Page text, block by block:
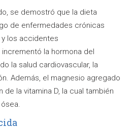
se demostró que la dieta
de enfermedades crónicas
los accidentes
la hormona del
la salud cardiovascular, la
Además, el magnesio agregado
de la vitamina D, la cual también